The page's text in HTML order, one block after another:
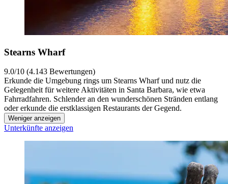
Stearns Wharf
9.0/10 (4.143 Bewertungen)
Erkunde die Umgebung rings um Stearns Wharf und nutz die
Gelegenheit für weitere Aktivitäten in Santa Barbara, wie etwa
Fahrradfahren. Schlender an den wunderschönen Stränden entlang
oder erkunde die erstklassigen Restaurants der Gegend.
Weniger anzeigen
Unterkünfte anzeigen